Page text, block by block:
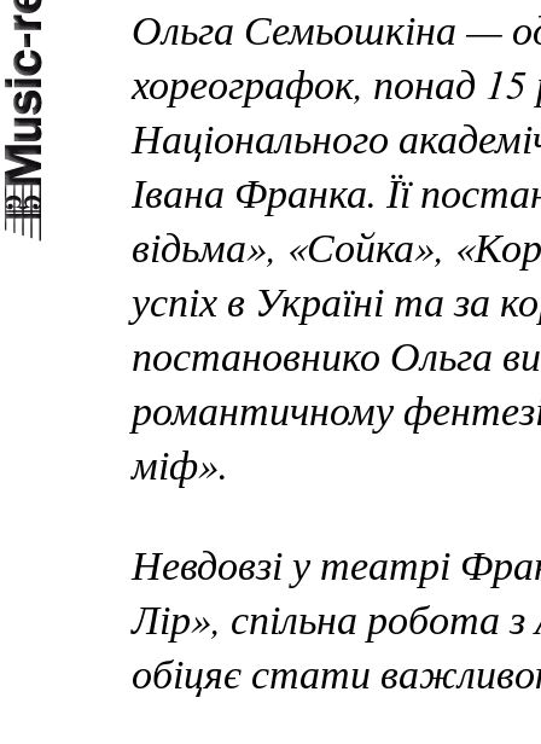
Ольга Семьошкіна —
хореографок, понад
Національного
Івана Франка. Її
відьма», «Сойка»,
успіх в Україні та за
постановнико Ольга
романтичному
міф».
Невдовзі у театрі
Лір», спільна робота
обіцяє стати